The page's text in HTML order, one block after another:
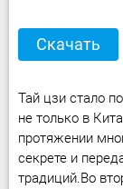
Скачать
Тай цзи стало
не только в
протяжении
секрете и
традиций.Во